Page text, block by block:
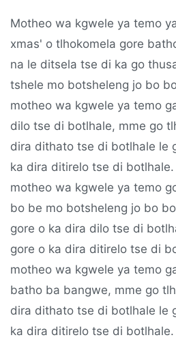
Motheo wa kgwele ya temo
xmas' o tlhokomela gore
na le ditsela tse di ka go
tshele mo botsheleng jo bo
motheo wa kgwele ya temo
dilo tse di botlhale, mme go
dira dithato tse di botlhale le
ka dira ditirelo tse di
motheo wa kgwele ya temo
bo be mo botsheleng jo bo
gore o ka dira dilo tse di
gore o ka dira ditirelo tse di
motheo wa kgwele ya temo
batho ba bangwe, mme go
dira dithato tse di botlhale le
ka dira ditirelo tse di botlhale.